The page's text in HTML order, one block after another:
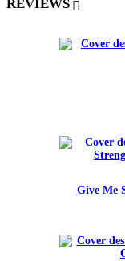
REVIEWS
Give Me